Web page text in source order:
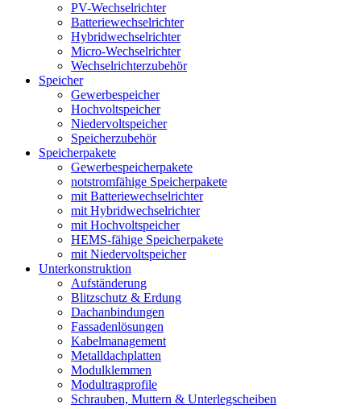
PV-Wechselrichter
Batteriewechselrichter
Hybridwechselrichter
Micro-Wechselrichter
Wechselrichterzubehör
Speicher
Gewerbespeicher
Hochvoltspeicher
Niedervoltspeicher
Speicherzubehör
Speicherpakete
Gewerbespeicherpakete
notstromfähige Speicherpakete
mit Batteriewechselrichter
mit Hybridwechselrichter
mit Hochvoltspeicher
HEMS-fähige Speicherpakete
mit Niedervoltspeicher
Unterkonstruktion
Aufständerung
Blitzschutz & Erdung
Dachanbindungen
Fassadenlösungen
Kabelmanagement
Metalldachplatten
Modulklemmen
Modultragprofile
Schrauben, Muttern & Unterlegscheiben